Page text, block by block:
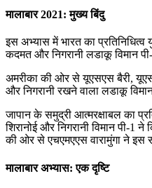
मालाबार 2021: मुख्य बिंदु
इस अभ्यास में भारत का
कदमत और निगरानी लडाकू विमान
अमरीका की ओर से यूएसएस बैरी,
और निगरानी रखने वाला लडाकू
जापान के समुद्री आत्मरक्षाबल का
शिरानोई और निगरानी विमान पी-1
की ओर से एचएमएएस वारामुंगा ने इस
मालाबार अभ्यास: एक दृष्टि